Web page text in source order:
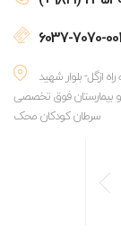
6037-7070-
ازگل- بلوار شهید
و بیمارستان فوق تخصصی
سرطان کودکان محک